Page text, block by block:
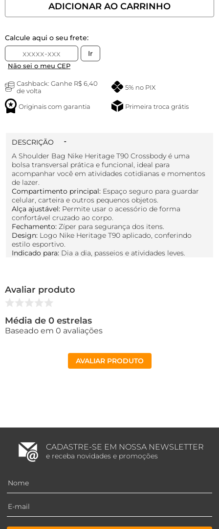
ADICIONAR AO CARRINHO
Calcule aqui o seu frete:
Ir
Não sei o meu CEP
Cashback: Ganhe R$ 6,40
de volta
5% no PIX
Originais com garantia Primeira troca grátis
DESCRIÇÃO
A Shoulder Bag Nike Heritage T90 Crossbody é uma
bolsa transversal prática e funcional, ideal para
acompanhar você em atividades cotidianas e momentos
de lazer.
Compartimento principal: Espaço seguro para guardar
celular, carteira e outros pequenos objetos.
Alça ajustável: Permite usar o acessório de forma
confortável cruzado ao corpo.
Fechamento: Zíper para segurança dos itens.
Design: Logo Nike Heritage T90 aplicado, conferindo
estilo esportivo.
Indicado para: Dia a dia, passeios e atividades leves.
Avaliar produto
Média de 0 estrelas
Baseado em 0 avaliações
AVALIAR PRODUTO
CADASTRE-SE EM NOSSA NEWSLETTER
e receba novidades e promoções